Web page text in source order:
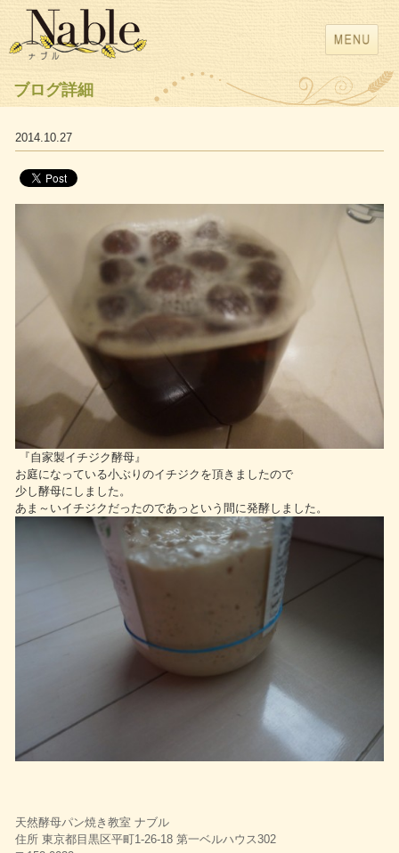
ブログ詳細
2014.10.27
『自家製イチジク酵母』
お庭になっている小ぶりのイチジクを頂きましたので
少し酵母にしました。
あま～いイチジクだったのであっという間に発酵しました。
天然酵母パン焼き教室 ナブル
住所 東京都目黒区平町1-26-18 第一ベルハウス302